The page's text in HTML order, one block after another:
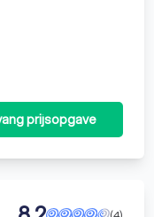
prijsopgave